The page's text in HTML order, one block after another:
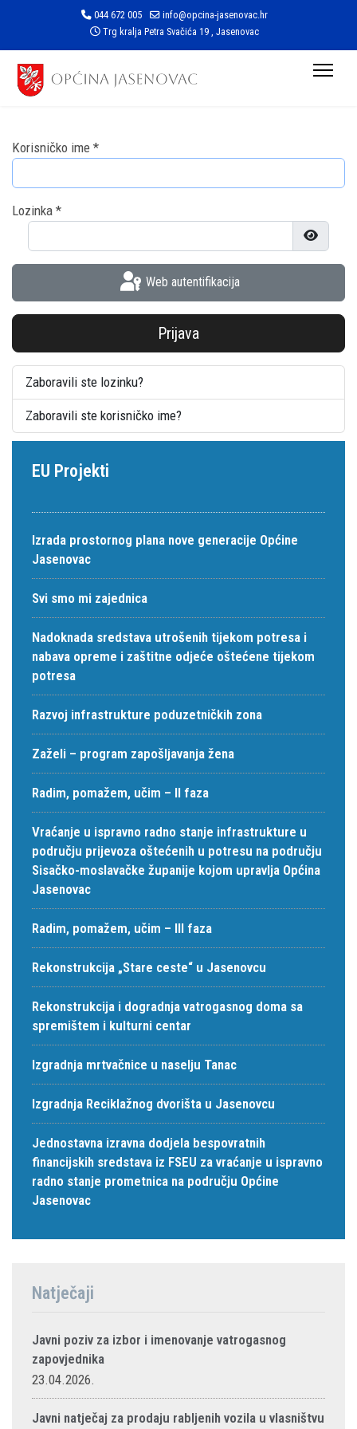
044 672 005
info@opcina-jasenovac.hr
Trg kralja Petra Svačića 19 , Jasenovac
Korisničko ime *
Lozinka *
Prikaži
Web autentifikacija
Prijava
Zaboravili ste lozinku?
Zaboravili ste korisničko ime?
EU Projekti
Izrada prostornog plana nove generacije Općine
Jasenovac
Svi smo mi zajednica
Nadoknada sredstava utrošenih tijekom potresa i
nabava opreme i zaštitne odjeće oštećene tijekom
potresa
Razvoj infrastrukture poduzetničkih zona
Zaželi – program zapošljavanja žena
Radim, pomažem, učim – II faza
Vraćanje u ispravno radno stanje infrastrukture u
području prijevoza oštećenih u potresu na području
Sisačko-moslavačke županije kojom upravlja Općina
Jasenovac
Radim, pomažem, učim – III faza
Rekonstrukcija „Stare ceste“ u Jasenovcu
Rekonstrukcija i dogradnja vatrogasnog doma sa
spremištem i kulturni centar
Izgradnja mrtvačnice u naselju Tanac
Izgradnja Reciklažnog dvorišta u Jasenovcu
Jednostavna izravna dodjela bespovratnih
financijskih sredstava iz FSEU za vraćanje u ispravno
radno stanje prometnica na području Općine
Jasenovac
Natječaji
Javni poziv za izbor i imenovanje vatrogasnog
zapovjednika
23.04.2026.
Javni natječaj za prodaju rabljenih vozila u vlasništvu